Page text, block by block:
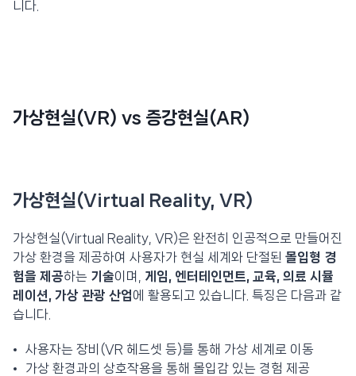
니다.
가상현실(VR) vs 증강현실(AR)
가상현실(Virtual Reality, VR)
가상현실(Virtual Reality, VR)은 완전히 인공적으로 만들어진
가상 환경을 제공하여 사용자가 현실 세계와 단절된 몰입형 경
험을 제공하는 기술이며, 게임, 엔터테인먼트, 교육, 의료 시뮬
레이션, 가상 관광 산업에 활용되고 있습니다. 특징은 다음과 같
습니다.
사용자는 장비(VR 헤드셋 등)를 통해 가상 세계로 이동
가상 환경과의 상호작용을 통해 몰입감 있는 경험 제공